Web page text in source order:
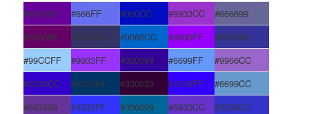
#660099
#666FF #000CC #9933CC
#666699
#660066
#333366 #0066CC #9900FF
#333399
#99CCFF
#9933FF #330099 #6699FF
#9966CC
#3300CC
#003366 #330033 #3300FF
#6699CC
#663399
#3333FF #006699 #6633CC
#3333CC